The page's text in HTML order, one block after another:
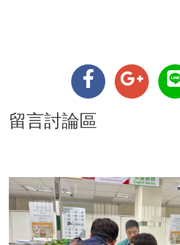
留言討論區